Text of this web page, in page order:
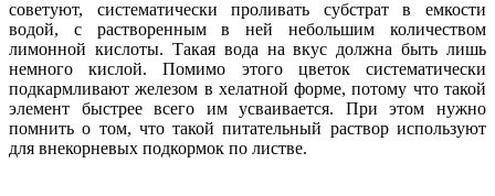
советуют, систематически проливать субстрат в емкости
водой, с растворенным в ней небольшим количеством
лимонной кислоты. Такая вода на вкус должна быть лишь
немного кислой. Помимо этого цветок систематически
подкармливают железом в хелатной форме, потому что такой
элемент быстрее всего им усваивается. При этом нужно
помнить о том, что такой питательный раствор используют
для внекорневых подкормок по листве.